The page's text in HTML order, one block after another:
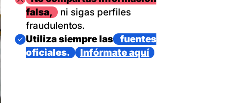
falsa,
ni sigas perfiles
fraudulentos.
Imagen
Utiliza siempre las
fuentes
oficiales.
Infórmate aquí